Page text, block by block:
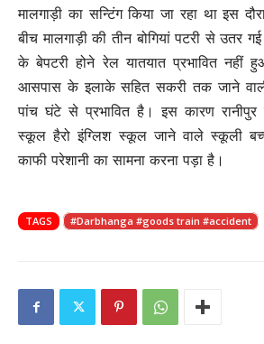
मालगाड़ी का सन्टिंग किया जा रहा था इस
बीच मालगाड़ी की तीन बोगियां पटरी से उतर
के बेपटरी होने रेल यातयात प्रभावित नहीं
आसपास के इलाके सहित सकरी तक जाने
पांच घंटे से प्रभावित है। इस कारण रानीपुर
स्कूल हैरो इंग्लिश स्कूल जाने वाले स्कूली
काफी परेशानी का सामना करना पड़ा है।
TAGS #Darbhanga #goods train #accident